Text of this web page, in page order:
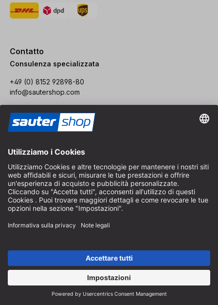
Contatto
Consulenza specializzata
+49 (0) 8152 92898-80
info@sautershop.com
+49 (0) 8152 92898-81
Orari telefonici dal lunedì al venerdì
08:30 - 12:30 & 14:00 - 16:30
Indirizzo
Negozio / Punto vendita
82211 Herrsching